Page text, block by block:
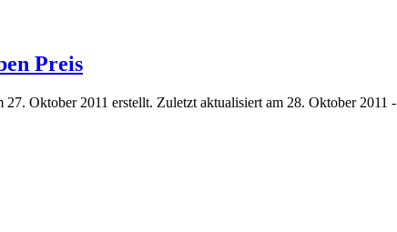
Preis
27. Oktober 2011 erstellt. Zuletzt aktualisiert am 28. Oktober 2011 -